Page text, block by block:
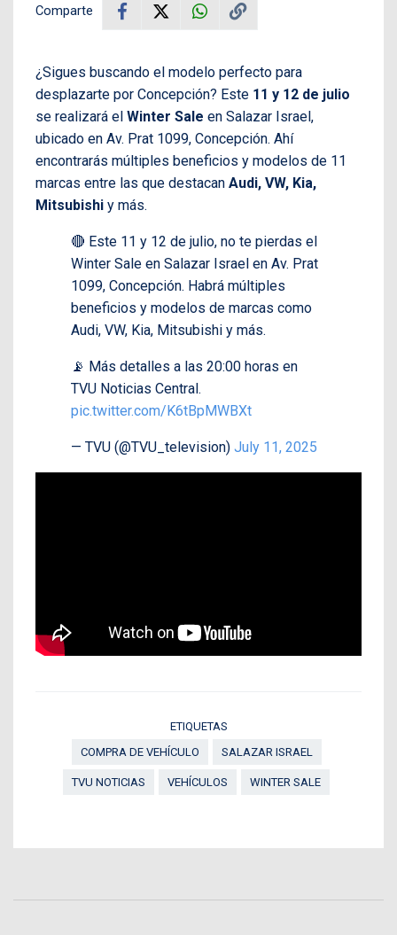
Comparte
¿Sigues buscando el modelo perfecto para
desplazarte por Concepción? Este 11 y 12 de julio
se realizará el Winter Sale en Salazar Israel,
ubicado en Av. Prat 1099, Concepción. Ahí
encontrarás múltiples beneficios y modelos de 11
marcas entre las que destacan Audi, VW, Kia,
Mitsubishi y más.
🔴 Este 11 y 12 de julio, no te pierdas el
Winter Sale en Salazar Israel en Av. Prat
1099, Concepción. Habrá múltiples
beneficios y modelos de marcas como
Audi, VW, Kia, Mitsubishi y más.
📡 Más detalles a las 20:00 horas en
TVU Noticias Central.
pic.twitter.com/K6tBpMWBXt
— TVU (@TVU_television) July 11, 2025
ETIQUETAS
COMPRA DE VEHÍCULO
SALAZAR ISRAEL
TVU NOTICIAS VEHÍCULOS WINTER SALE